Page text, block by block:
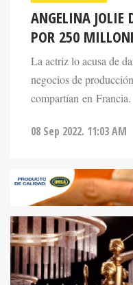
ANGELINA
POR 250
La actriz lo acusa de
negocios de
compartían en Francia.
08 Sep 2022. 11:03 AM